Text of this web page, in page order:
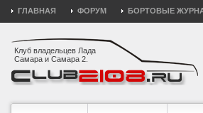
ГЛАВНАЯ ФОРУМ БОРТОВЫЕ
Клуб владельцев Лада
Самара и Самара 2.